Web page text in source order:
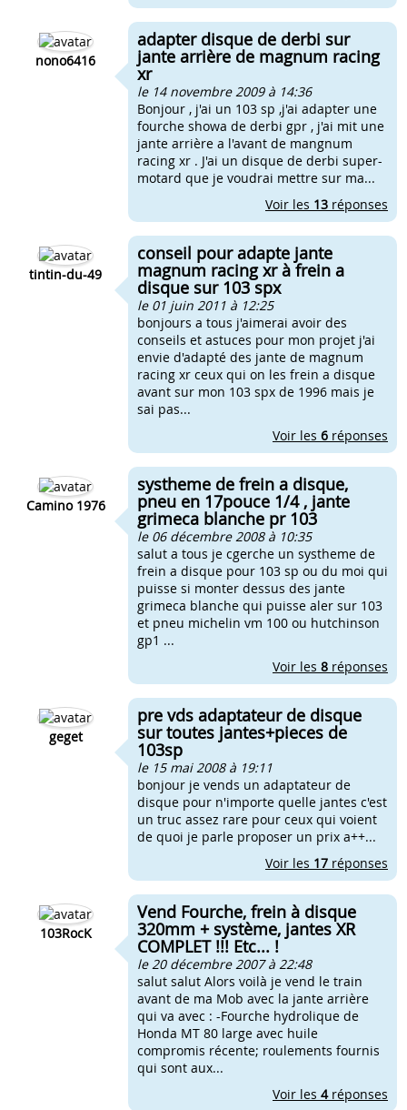
nono6416
adapter disque de derbi sur
jante arrière de magnum racing
xr
le 14 novembre 2009 à 14:36
Bonjour , j'ai un 103 sp ,j'ai adapter une
fourche showa de derbi gpr , j'ai mit une
jante arrière a l'avant de mangnum
racing xr . J'ai un disque de derbi super-
motard que je voudrai mettre sur ma...
Voir les 13 réponses
tintin-du-49
conseil pour adapte jante
magnum racing xr à frein a
disque sur 103 spx
le 01 juin 2011 à 12:25
bonjours a tous j'aimerai avoir des
conseils et astuces pour mon projet j'ai
envie d'adapté des jante de magnum
racing xr ceux qui on les frein a disque
avant sur mon 103 spx de 1996 mais je
sai pas...
Voir les 6 réponses
Camino 1976
systheme de frein a disque,
pneu en 17pouce 1/4 , jante
grimeca blanche pr 103
le 06 décembre 2008 à 10:35
salut a tous je cgerche un systheme de
frein a disque pour 103 sp ou du moi qui
puisse si monter dessus des jante
grimeca blanche qui puisse aler sur 103
et pneu michelin vm 100 ou hutchinson
gp1 ...
Voir les 8 réponses
geget
pre vds adaptateur de disque
sur toutes jantes+pieces de
103sp
le 15 mai 2008 à 19:11
bonjour je vends un adaptateur de
disque pour n'importe quelle jantes c'est
un truc assez rare pour ceux qui voient
de quoi je parle proposer un prix a++...
Voir les 17 réponses
103RocK
Vend Fourche, frein à disque
320mm + système, jantes XR
COMPLET !!! Etc... !
le 20 décembre 2007 à 22:48
salut salut Alors voilà je vend le train
avant de ma Mob avec la jante arrière
qui va avec : -Fourche hydrolique de
Honda MT 80 large avec huile
compromis récente; roulements fournis
qui sont aux...
Voir les 4réponses